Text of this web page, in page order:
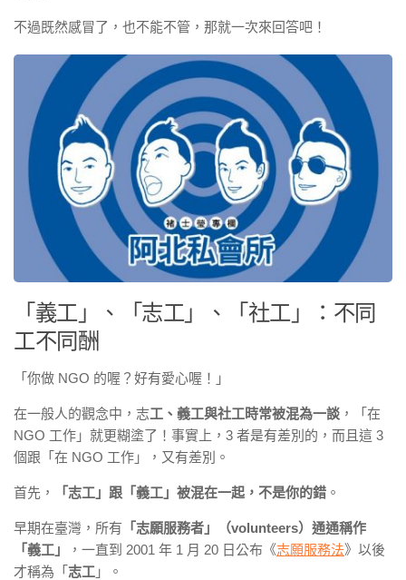
不過既然感冒了，也不能不管，那就一次來回答吧！
「義工」、「志工」、「社工」：不同
工不同酬
「你做 NGO 的喔？好有愛心喔！」
在一般人的觀念中，志工、義工與社工時常被混為一談 ，「在
NGO 工作」就更糊塗了！事實上，3 者是有差別的，而且這 3
個跟「在 NGO 工作」，又有差別。
首先， 「志工」跟「義工」被混在一起，不是你的錯 。
早期在臺灣，所有 「志願服務者」（volunteers）通通稱作
「義工」
，一直到 2001 年 1 月 20 日公布《志願服務法》以後
才稱為「 志工 」。